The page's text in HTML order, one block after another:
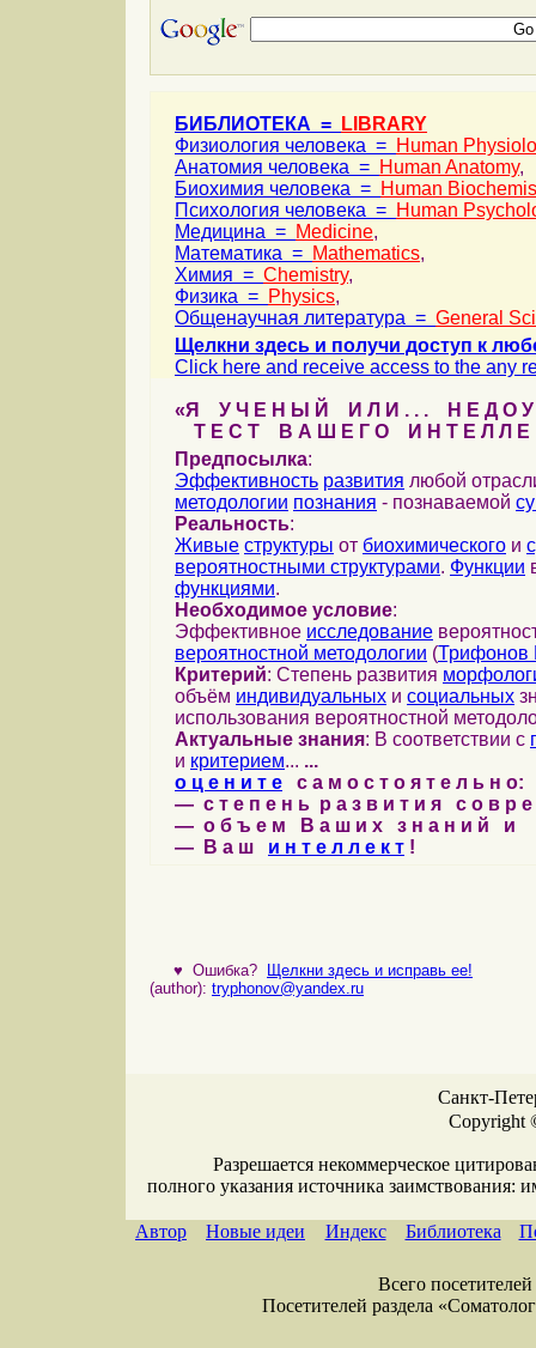
БИБЛИОТЕКА =
LIBRARY
Физиология человека = Human
Анатомия человека = Human Anatomy,
Биохимия человека = Human
Психология человека = Human
Медицина = Medicine,
Математика = Mathematics,
Химия = Chemistry,
Физика = Physics,
Общенаучная литература = General
Щелкни здесь и получи доступ к
Click here and receive access to the any
«Я У Ч Е Н Ы Й И Л И . . . Н Е Д О У
Т Е С Т В А Ш Е Г О И Н Т Е Л Л Е
Предпосылка:
Эффективность развития любой
методологии познания - познаваемой
Реальность:
Живые структуры от биохимического и
вероятностными структурами. Функции
функциями.
Необходимое условие:
Эффективное исследование
вероятностной методологии (Трифонов
Критерий: Степень развития
объём индивидуальных и социальных
использования вероятностной
Актуальные знания: В соответствии с
и критерием... ...
о ц е н и т е с а м о с т о я т е л ь н о:
— с т е п е н ь р а з в и т и я с о в р
— о б ъ е м В а ш и х з н а н и й и
— В а ш и н т е л л е к т !
♥ Ошибка? Щелкни здесь и исправь ее!
(author): tryphonov@yandex.ru
Санкт-
Copyright
Разрешается некоммерческое
полного указания источника заимствования:
Автор Новые идеи Индекс Библиотека
Всего
Посетителей раздела